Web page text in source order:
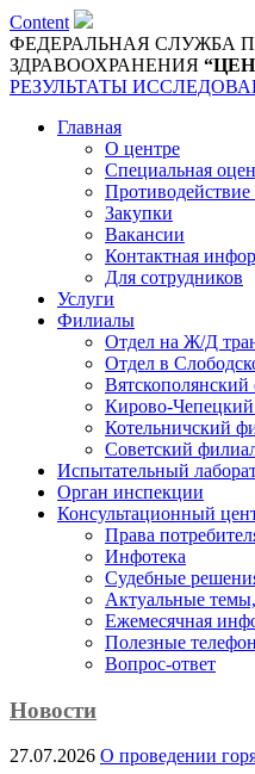
Content
ФЕДЕРАЛЬНАЯ СЛУЖБА
ЗДРАВООХРАНЕНИЯ
РЕЗУЛЬТАТЫ
Главная
О центре
Специальная
Закупки
Вакансии
Контактная
Для сотрудников
Услуги
Филиалы
Отдел на Ж/Д
Отдел в
Кирово-
Котельничский
Советский
Испытательный
Орган инспекции
Консультационный
Права
Инфотека
Судебные
Актуальные темы,
Ежемесячная
Полезные
Вопрос-ответ
Новости
27.07.2026 О проведении